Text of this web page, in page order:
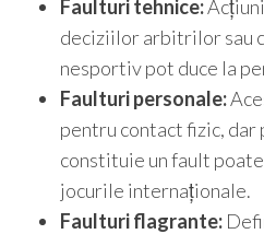
Faulturi tehnice:
deciziilor arbitrilor sau
nesportiv pot duce la
Faulturi personale:
pentru contact fizic, dar
constituie un fault
jocurile internaționale.
Faulturi flagrante: